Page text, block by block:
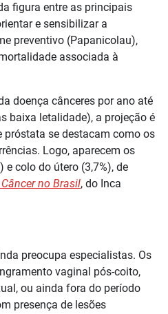
figura entre as principais
e sensibilizar a
preventivo (Papanicolau),
associada à
doença cânceres por ano até
baixa letalidade), a projeção é
se destacam como os
Logo, aparecem os
e colo do útero (3,7%), de
no Brasil, do Inca
preocupa especialistas. Os
vaginal pós-coito,
ou ainda fora do período
presença de lesões